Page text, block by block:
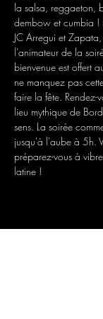
la salsa, reggaeton,
dembow et cumbia !
JC Arregui et
l'animateur de la
bienvenue est offert
ne manquez pas
faire la fête. Rendez-
lieu mythique de
sens. La soirée
jusqu'à l'aube à 5h.
préparez-vous à